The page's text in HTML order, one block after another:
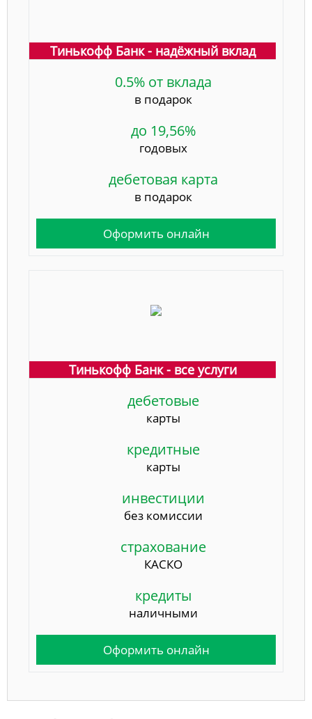
Тинькофф Банк - надёжный вклад
0.5% от вклада
в подарок
до 19,56%
годовых
дебетовая карта
в подарок
Оформить онлайн
Тинькофф Банк - все услуги
дебетовые
карты
кредитные
карты
инвестиции
без комиссии
страхование
КАСКО
кредиты
наличными
Оформить онлайн